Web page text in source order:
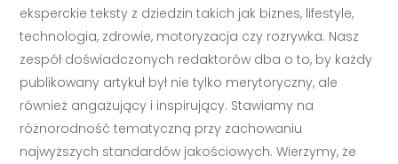
eksperckie teksty z dziedzin takich jak biznes, lifestyle,
technologia, zdrowie, motoryzacja czy rozrywka. Nasz
zespół doświadczonych redaktorów dba o to, by każdy
publikowany artykuł był nie tylko merytoryczny, ale
również angażujący i inspirujący. Stawiamy na
różnorodność tematyczną przy zachowaniu
najwyższych standardów jakościowych. Wierzymy, że